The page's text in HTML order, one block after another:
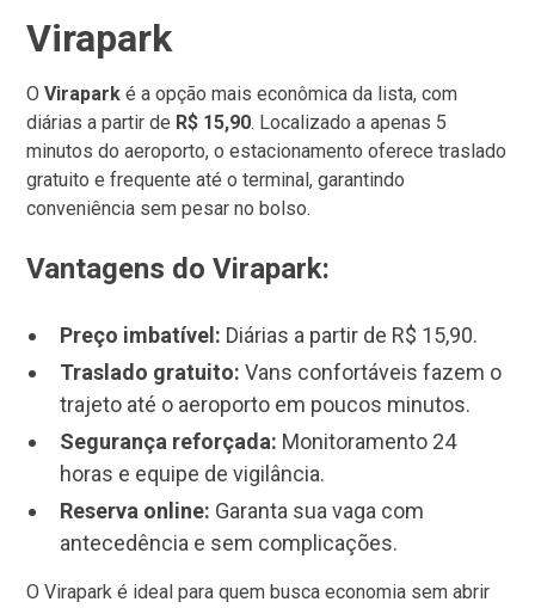
Virapark
OVirapark é a opção mais econômica da lista, com
diárias a partir de R$ 15,90. Localizado a apenas 5
minutos do aeroporto, o estacionamento oferece traslado
gratuito e frequente até o terminal, garantindo
conveniência sem pesar no bolso.
Vantagens do Virapark:
Preço imbatível: Diárias a partir de R$ 15,90.
Traslado gratuito: Vans confortáveis fazem o
trajeto até o aeroporto em poucos minutos.
Segurança reforçada: Monitoramento 24
horas e equipe de vigilância.
Reserva online: Garanta sua vaga com
antecedência e sem complicações.
O Virapark é ideal para quem busca economia sem abrir